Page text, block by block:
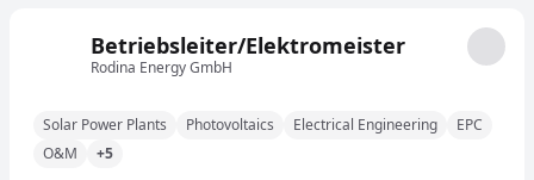
Betriebsleiter/Elektromeister
Rodina Energy GmbH
Solar Power Plants Photovoltaics Electrical Engineering
EPC
O&M
+5